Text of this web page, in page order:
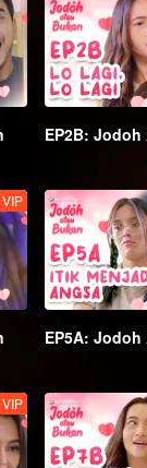
EP2B:
VIP
EP5A:
VIP